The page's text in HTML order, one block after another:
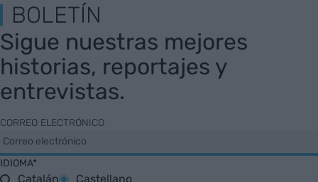
BOLETÍN
Sigue nuestras mejores
historias, reportajes y
entrevistas.
CORREO ELECTRÓNICO
IDIOMA*
Catalán
Castellano